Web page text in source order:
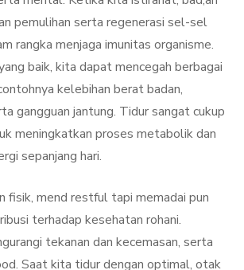
pemulihan serta regenerasi sel-sel
rangka menjaga imunitas organisme.
baik, kita dapat mencegah berbagai
kelebihan berat badan,
gangguan jantung. Tidur sangat cukup
meningkatkan proses metabolik dan
sepanjang hari.
fisik, mend restful tapi memadai pun
terhadap kesehatan rohani.
tekanan dan kecemasan, serta
Saat kita tidur dengan optimal, otak